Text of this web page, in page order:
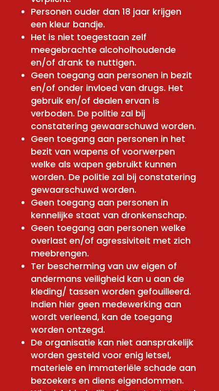
Personen ouder dan 18 jaar krijgen
een kleur bandje.
Het is niet toegestaan zelf
meegebrachte alcoholhoudende
en/of drank te nuttigen.
Geen toegang aan personen in bezit
en/of onder invloed van drugs. Het
gebruik en/of dealen ervan is
verboden. De politie zal bij
constatering gewaarschuwd worden.
Geen toegang aan personen in het
bezit van wapens of voorwerpen
welke als wapen gebruikt kunnen
worden. De politie zal bij constatering
gewaarschuwd worden.
Geen toegang aan personen in
kennelijke staat van dronkenschap.
Geen toegang aan personen welke
overlast en/of agressiviteit met zich
meebrengen.
Ter bescherming van uw eigen of
andermans veiligheid kan u aan de
kleding/ tassen worden gefouilleerd.
Indien hier geen medewerking aan
wordt verleend, kan de toegang
worden ontzegd.
De organisatie kan niet aansprakelijk
worden gesteld voor enig letsel,
materiele en immateriële schade aan
bezoekers en diens eigendommen.